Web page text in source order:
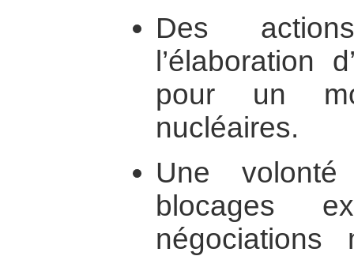
Des
l’élaboration
pour un
nucléaires.
Une
blocages
négociations